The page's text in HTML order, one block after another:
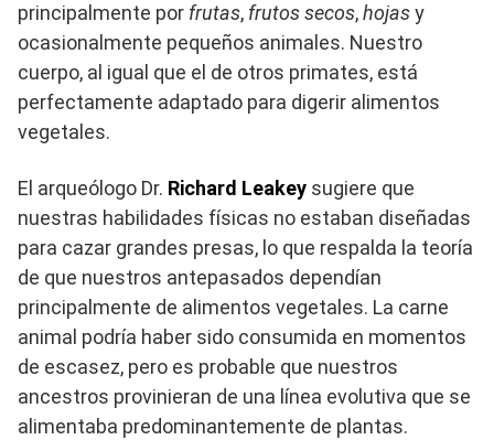
principalmente por frutas, frutos secos,hojasy
ocasionalmente pequeños animales. Nuestro
cuerpo, al igual que el de otros primates, está
perfectamente adaptado para digerir alimentos
vegetales.
El arqueólogo Dr. Richard Leakey sugiere que
nuestras habilidades físicas no estaban diseñadas
para cazar grandes presas, lo que respalda la teoría
de que nuestros antepasados dependían
principalmente de alimentos vegetales. La carne
animal podría haber sido consumida en momentos
de escasez, pero es probable que nuestros
ancestros provinieran de una línea evolutiva que se
alimentaba predominantemente de plantas.